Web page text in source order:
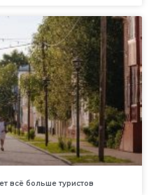
всё больше туристов